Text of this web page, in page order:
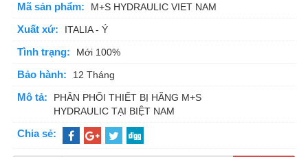
Mã sản phẩm: M+S HYDRAULIC VIET NAM
Xuất xứ: ITALIA - Ý
Tình trạng: Mới 100%
Bảo hành: 12 Tháng
Mô tả:
PHÂN PHỐI THIẾT BỊ HÃNG M+S
HYDRAULIC TẠI BIỆT NAM
Chia sẻ: